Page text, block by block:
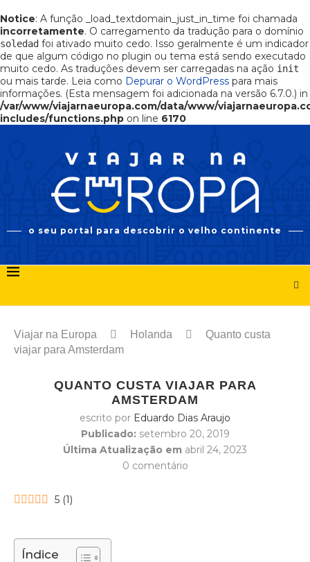
Notice: A função _load_textdomain_just_in_time foi chamada
incorretamente. O carregamento da tradução para o domínio
soledad foi ativado muito cedo. Isso geralmente é um indicador
de que algum código no plugin ou tema está sendo executado
muito cedo. As traduções devem ser carregadas na ação init
ou mais tarde. Leia como Depurar o WordPress para mais
informações. (Esta mensagem foi adicionada na versão 6.7.0.) in
/var/www/viajarnaeuropa.com/data/www/
includes/functions.php on line 6170
o seu portal para descobrir o velho continente
Viajar na Europa Holanda
Quanto custa
viajar para Amsterdam
QUANTO CUSTA VIAJAR PARA
AMSTERDAM
escrito por Eduardo Dias Araujo
Publicado: setembro 20, 2019
Última Atualização em abril 24, 2023
0 comentário
5 (1)
Índice